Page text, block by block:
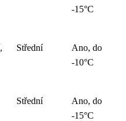
-15°C
Střední
Ano, do
-10°C
Střední
Ano, do
-15°C